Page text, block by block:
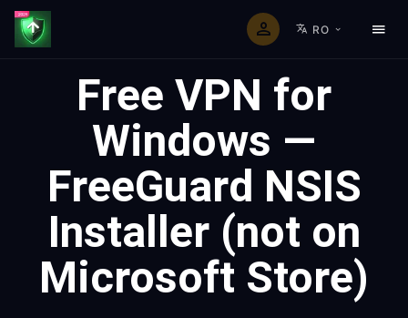
RO
Free VPN for
Windows —
FreeGuard NSIS
Installer (not on
Microsoft Store)